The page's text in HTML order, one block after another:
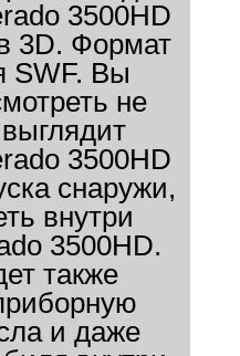
3500HD
3D. Формат
SWF. Вы
не
3500HD
снаружи,
внутри
3500HD.
также
и даже